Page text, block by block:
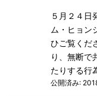
５月２４日
ム・ヒョン
ひご覧くだ
り、無断で
たりする行
公開済み: